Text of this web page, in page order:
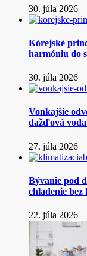
30. júla 2026
Kórejské
harmóniu do
30. júla 2026
Vonkajšie
dažďová
27. júla 2026
Bývanie pod
chladenie
22. júla 2026